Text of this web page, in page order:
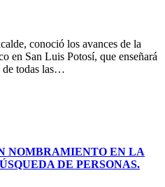
conoció los avances de la
en San Luis Potosí, que enseñará
de todas las…
NOMBRAMIENTO EN LA
DE PERSONAS.